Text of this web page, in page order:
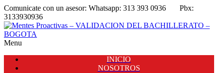
Comunicate con un asesor: Whatsapp: 313 393 0936 Pbx:
3133930936
Menu
INICIO
NOSOTROS